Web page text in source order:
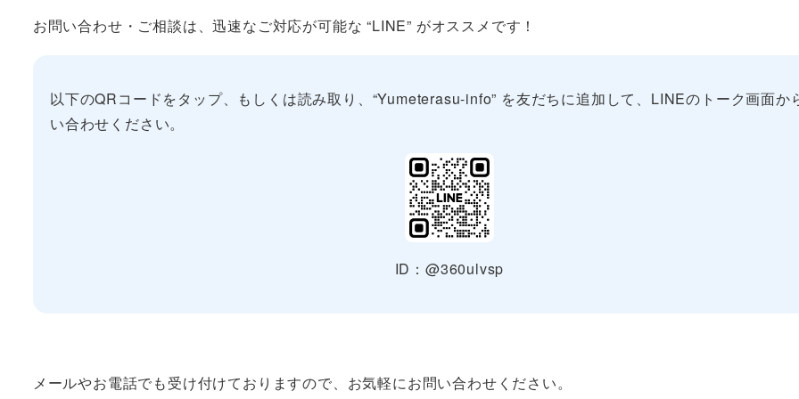
お問い合わせ・ご相談は、迅速なご対応が可能な “LINE” がオススメです！
以下のQRコードをタップ、もしくは読み取り、“Yumeterasu-info” を友だちに追加して、LINEのトーク画面か
い合わせください。
ID：@360ulvsp
メールやお電話でも受け付けておりますので、お気軽にお問い合わせください。